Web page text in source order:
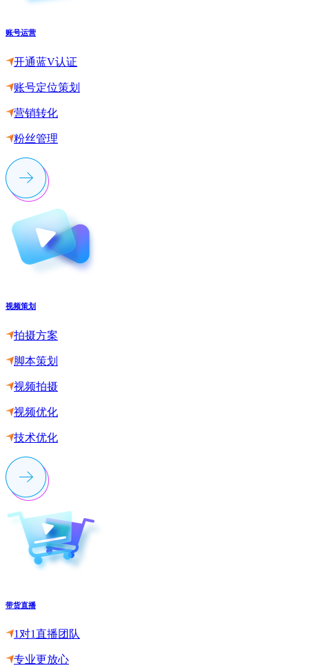
账号运营
开通蓝V认证
账号定位策划
营销转化
粉丝管理
视频策划
拍摄方案
脚本策划
视频拍摄
视频优化
技术优化
带货直播
1对1直播团队
专业更放心